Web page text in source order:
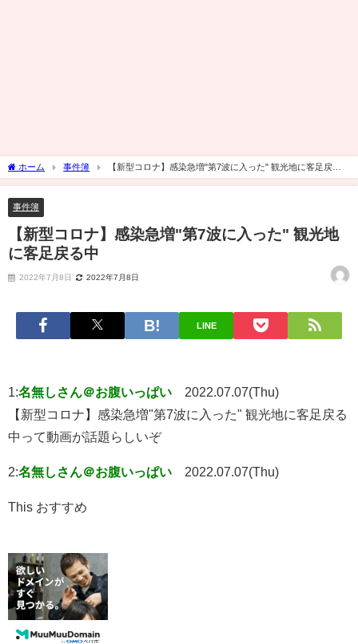
ホーム 事件簿
【新型コロナ】感染急増"第7波に入った" 観光地に客足戻る
中
事件簿
【新型コロナ】感染急増"第7波に入った" 観光地
に客足戻る中
2022年7月8日 2022年7月8日
LINE
1:名無しさん＠お腹いっぱい
2022.07.07(Thu)
【新型コロナ】感染急増"第7波に入った" 観光地に客足戻る
中って動画が話題らしいぞ
2:名無しさん＠お腹いっぱい 2022.07.07(Thu)
This おすすめ